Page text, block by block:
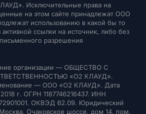
Исключительные права на
на этом сайте принадлежат ООО
использованию в какой бы то
ссылки на источник, либо без
разрешения
организации — ОБЩЕСТВО С
«О2 КЛАУД».
— ООО «О2 КЛАУД». Дата
г. ОГРН 1187746216437. ИНН
ОКВЭД 62.09. Юридический
Очаковское шоссе, дом 14, пом.